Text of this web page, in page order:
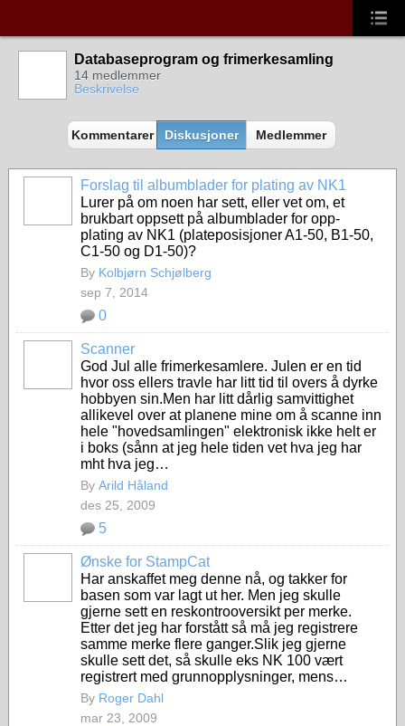
Databaseprogram og frimerkesamling
14 medlemmer
Beskrivelse
Kommentarer Diskusjoner Medlemmer
Forslag til albumblader for plating av NK1
Lurer på om noen har sett, eller vet om, et
brukbart oppsett på albumblader for opp-
plating av NK1 (plateposisjoner A1-50, B1-50,
C1-50 og D1-50)?
By Kolbjørn Schjølberg
sep 7, 2014
0
Scanner
God Jul alle frimerkesamlere. Julen er en tid
hvor oss ellers travle har litt tid til overs å dyrke
hobbyen sin.Men har litt dårlig samvittighet
allikevel over at planene mine om å scanne inn
hele "hovedsamlingen" elektronisk ikke helt er
i boks (sånn at jeg hele tiden vet hva jeg har
mht hva jeg…
By Arild Håland
des 25, 2009
5
Ønske for StampCat
Har anskaffet meg denne nå, og takker for
basen som var lagt ut her. Men jeg skulle
gjerne sett en reskontrooversikt per merke.
Etter det jeg har forstått så må jeg registrere
samme merke flere ganger.Slik jeg gjerne
skulle sett det, så skulle eks NK 100 vært
registrert med grunnopplysninger, mens…
By Roger Dahl
mar 23, 2009